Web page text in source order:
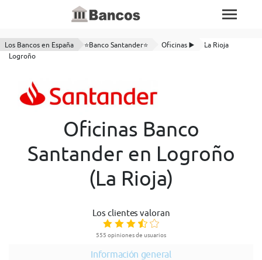
Los Bancos en España ⭐Banco Santander⭐ Oficinas ▶️
La Rioja
Logroño
Oficinas Banco
Santander en Logroño
(La Rioja)
Los clientes valoran
555 opiniones de usuarios
Información general